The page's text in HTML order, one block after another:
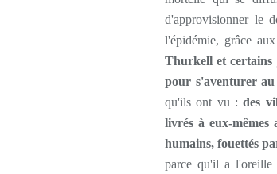
d'approvisionner le
l'épidémie, grâce
Thurkell et certains
pour s'aventurer
qu'ils ont vu :des
livrés à eux-mêmes
humains, fouettés
parce qu'il a l'oreille